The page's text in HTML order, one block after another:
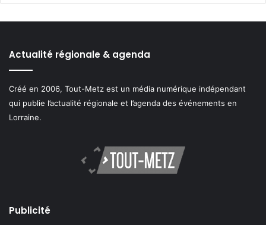
Actualité régionale & agenda
Créé en 2006, Tout-Metz est un média numérique indépendant
qui publie l’actualité régionale et l’agenda des événements en
Lorraine.
Publicité